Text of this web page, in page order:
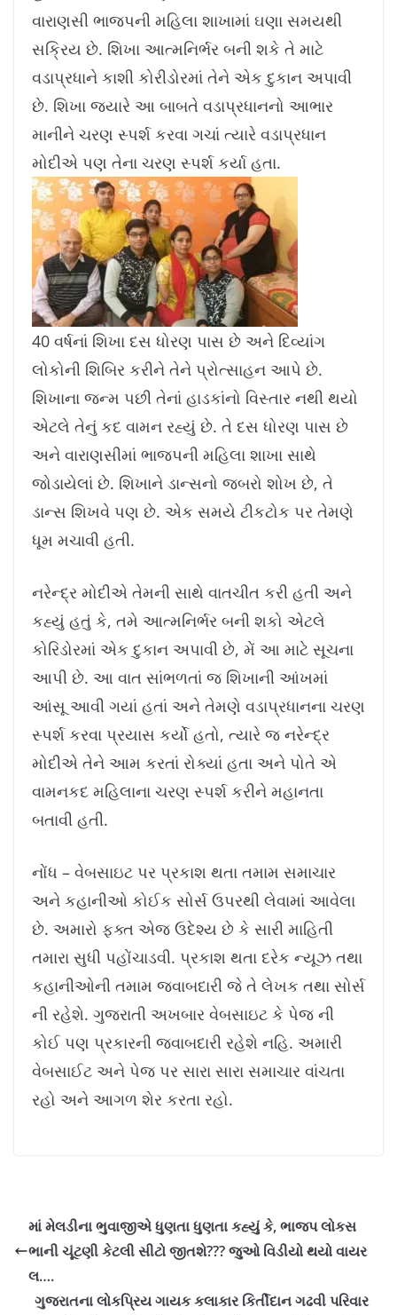
વારાણસી ભાજપની મહિલા શાખામાં ઘણા સમયથી
સક્રિય છે. શિખા આત્મનિર્ભર બની શકે તે માટે
વડાપ્રધાને કાશી કોરીડોરમાં તેને એક દુકાન અપાવી
છે. શિખા જ્યારે આ બાબતે વડાપ્રધાનનો આભાર
માનીને ચરણ સ્પર્શ કરવા ગચાં ત્યારે વડાપ્રધાન
મોદીએ પણ તેના ચરણ સ્પર્શ કર્યા હતા.
40 વર્ષનાં શિખા દસ ધોરણ પાસ છે અને દિવ્યાંગ
લોકોની શિબિર કરીને તેને પ્રોત્સાહન આપે છે.
શિખાના જન્મ પછી તેનાં હાડકાંનો વિસ્તાર નથી થયો
એટલે તેનું કદ વામન રહ્યું છે. તે દસ ધોરણ પાસ છે
અને વારાણસીમાં ભાજપની મહિલા શાખા સાથે
જોડાયેલાં છે. શિખાને ડાન્સનો જબરો શોખ છે, તે
ડાન્સ શિખવે પણ છે. એક સમયે ટીકટોક પર તેમણે
ધૂમ મચાવી હતી.
નરેન્દ્ર મોદીએ તેમની સાથે વાતચીત કરી હતી અને
કહ્યું હતું કે, તમે આત્મનિર્ભર બની શકો એટલે
કોરિડોરમાં એક દુકાન અપાવી છે, મેં આ માટે સૂચના
આપી છે. આ વાત સાંભળતાં જ શિખાની આંખમાં
આંસૂ આવી ગયાં હતાં અને તેમણે વડાપ્રધાનના ચરણ
સ્પર્શ કરવા પ્રયાસ કર્યો હતો, ત્યારે જ નરેન્દ્ર
મોદીએ તેને આમ કરતાં રોક્યાં હતા અને પોતે એ
વામનકદ મહિલાના ચરણ સ્પર્શ કરીને મહાનતા
બતાવી હતી.
નોંધ – વેબસાઇટ પર પ્રકાશ થતા તમામ સમાચાર
અને કહાનીઓ કોઈક સોર્સ ઉપરથી લેવામાં આવેલા
છે. અમારો ફક્ત એજ ઉદેશ્ય છે કે સારી માહિતી
તમારા સુધી પહોંચાડવી. પ્રકાશ થતા દરેક ન્યૂઝ તથા
કહાનીઓની તમામ જવાબદારી જે તે લેખક તથા સોર્સ
ની રહેશે. ગુજરાતી અખબાર વેબસાઇટ કે પેજ ની
કોઈ પણ પ્રકારની જવાબદારી રહેશે નહિ. અમારી
વેબસાઈટ અને પેજ પર સારા સારા સમાચાર વાંચતા
રહો અને આગળ શેર કરતા રહો.
માં મેલડીના ભુવાજીએ ધુણતા ધુણતા કહ્યું કે, ભાજપ લોકસ
ભાની ચૂંટણી કેટલી સીટો જીતશે??? જુઓ વિડીયો થયો વાયર
લ….
ગુજરાતના લોકપ્રિય ગાયક કલાકાર કિર્તીદાન ગઢવી પરિવાર